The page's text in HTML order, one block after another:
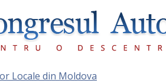
Locale din Moldova